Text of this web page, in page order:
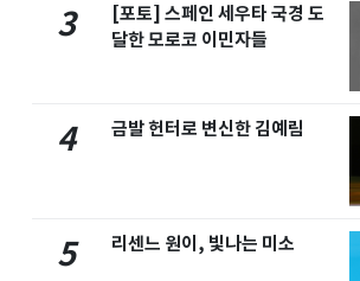
3
[포토] 스페인 세우타 국경 도
달한 모로코 이민자들
4 금발 헌터로 변신한 김예림
5 리센느 원이, 빛나는 미소